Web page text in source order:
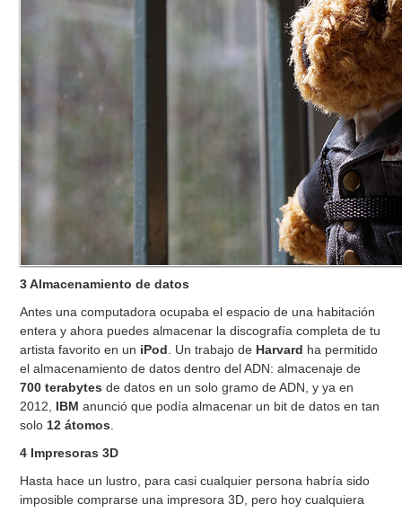
3 Almacenamiento de datos
Antes una computadora ocupaba el espacio de una habitación
entera y ahora puedes almacenar la discografía completa de tu
artista favorito en un iPod . Un trabajo de Harvard ha permitido
el almacenamiento de datos dentro del ADN: almacenaje de
700 terabytes de datos en un solo gramo de ADN, y ya en
2012, IBM anunció que podía almacenar un bit de datos en tan
solo 12 átomos
4 Impresoras 3D
Hasta hace un lustro, para casi cualquier persona habría sido
imposible comprarse una impresora 3D, pero hoy cualquiera